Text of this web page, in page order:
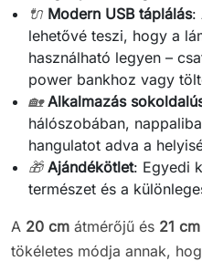
🔌 Modern USB táplálás:
lehetővé teszi, hogy a
használható legyen –
power bankhoz vagy
🏡 Alkalmazás
hálószobában,
hangulatot adva a
🎁 Ajándékötlet: Egyedi
természet és a
A 20 cm átmérőjű és 21 cm
tökéletes módja annak,